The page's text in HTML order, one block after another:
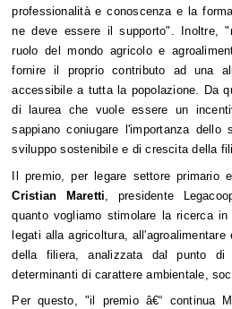
professionalità e conoscenza e la
ne deve essere il supporto". Inoltre,
ruolo del mondo agricolo e
fornire il proprio contributo ad una
accessibile a tutta la popolazione. Da
di laurea che vuole essere un
sappiano coniugare l'importanza
sviluppo sostenibile e di crescita della
Il premio, per legare settore primario
Cristian Maretti , presidente
quanto vogliamo stimolare la ricerca
legati alla agricoltura,
della filiera, analizzata dal punto
determinanti di carattere ambientale,
Per questo, "il premio â€“ continua